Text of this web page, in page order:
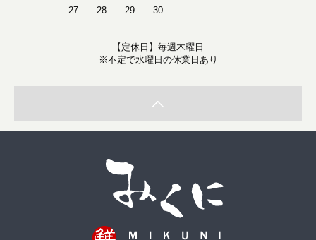
27 28 29 30
【定休日】毎週木曜日
※不定で水曜日の休業日あり